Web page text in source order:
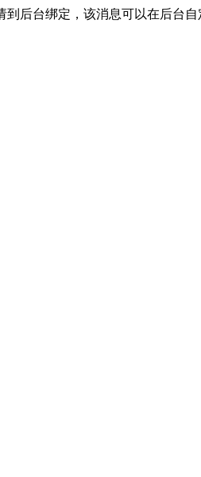
到后台绑定，该消息可以在后台自